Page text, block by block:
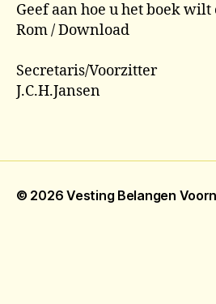
Geef aan hoe u het boek wilt
Rom / Download
Secretaris/Voorzitter
J.C.H.Jansen
© 2026Vesting Belangen